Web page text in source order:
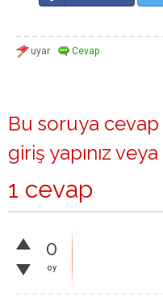
Bu soruya
giriş yapınız veya
1 cevap
0
oy